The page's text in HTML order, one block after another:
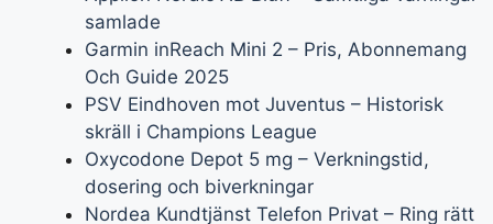
samlade
Garmin inReach Mini 2 – Pris, Abonnemang
Och Guide 2025
PSV Eindhoven mot Juventus – Historisk
skräll i Champions League
Oxycodone Depot 5 mg – Verkningstid,
dosering och biverkningar
Nordea Kundtjänst Telefon Privat – Ring rätt